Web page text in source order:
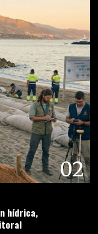
02
hídrica,